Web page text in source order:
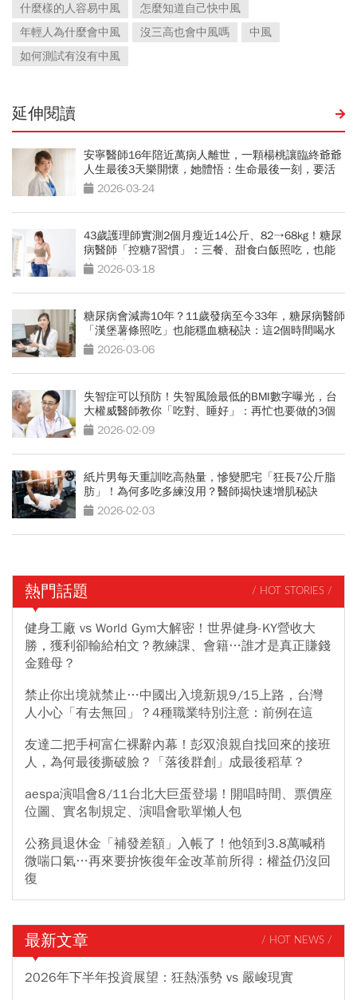
什麼樣的人容易中風
怎麼知道自己快中風
年輕人為什麼會中風
沒三高也會中風嗎
中風
如何測試有沒有中風
延伸閱讀
安寧醫師16年陪近萬病人離世，一顆楊桃讓臨終爺爺
人生最後3天樂開懷，她體悟：生命最後一刻，要活
得像自己
2026-03-24
43歲護理師實測2個月瘦近14公斤、82→68kg！糖尿
病醫師「控糖7習慣」：三餐、甜食白飯照吃，也能
瘦身減脂
2026-03-18
糖尿病會減壽10年？11歲發病至今33年，糖尿病醫師
「漢堡薯條照吃」也能穩血糖秘訣：這2個時間喝水
最降血糖
2026-03-06
失智症可以預防！失智風險最低的BMI數字曝光，台
大權威醫師教你「吃對、睡好」：再忙也要做的3個
小習慣
2026-02-09
紙片男每天重訓吃高熱量，慘變肥宅「狂長7公斤脂
肪」！為何多吃多練沒用？醫師揭快速增肌秘訣
2026-02-03
熱門話題 / HOT STORIES /
健身工廠 vs World Gym大解密！世界健身-KY營收大
勝，獲利卻輸給柏文？教練課、會籍…誰才是真正賺錢
金雞母？
禁止你出境就禁止…中國出入境新規9/15上路，台灣
人小心「有去無回」？4種職業特別注意：前例在這
友達二把手柯富仁裸辭內幕！彭双浪親自找回來的接班
人，為何最後撕破臉？「落後群創」成最後稻草？
aespa演唱會8/11台北大巨蛋登場！開唱時間、票價座
位圖、實名制規定、演唱會歌單懶人包
公務員退休金「補發差額」入帳了！他領到3.8萬喊稍
微喘口氣…再來要拚恢復年金改革前所得：權益仍沒回
復
最新文章 / HOT NEWS /
2026年下半年投資展望：狂熱漲勢 vs 嚴峻現實